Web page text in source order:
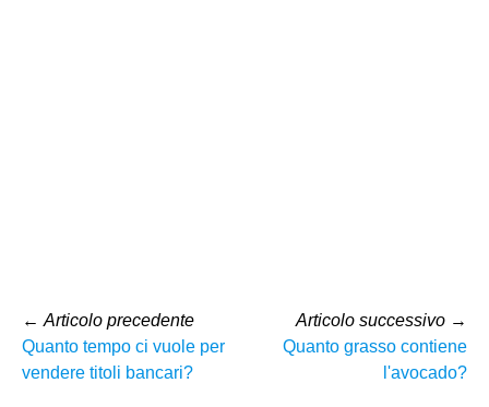
←Articolo precedente
Quanto tempo ci vuole per
vendere titoli bancari?
Articolo successivo →
Quanto grasso contiene
l'avocado?